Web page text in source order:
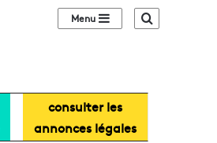
Sidebar (barre
consulter les
annonces légales